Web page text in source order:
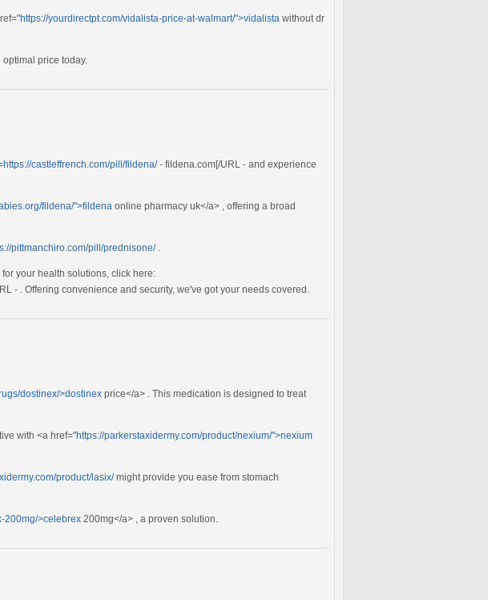
https://yourdirectpt.com/vidalista-price-at-walmart/">vidalista without dr
price today.
https://castleffrench.com/pill/fildena/- fildena.com[/URL - and experience
fildena/">fildena online pharmacy uk</a> , offering a broad
pittmanchiro.com/pill/prednisone/.
your health solutions, click here:
- . Offering convenience and security, we've got your needs covered.
dostinex/>dostinex price</a> . This medication is designed to treat
with <a href="https://parkerstaxidermy.com/product/nexium/">nexium
product/lasix/might provide you ease from stomach
200mg/>celebrex 200mg</a> , a proven solution.